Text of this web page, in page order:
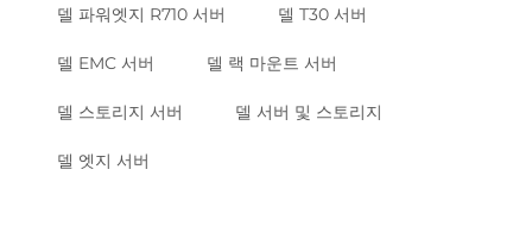
델 파워엣지 R710 서버 델 T30 서버
델 EMC 서버 델 랙 마운트 서버
델 스토리지 서버 델 서버 및 스토리지
델 엣지 서버